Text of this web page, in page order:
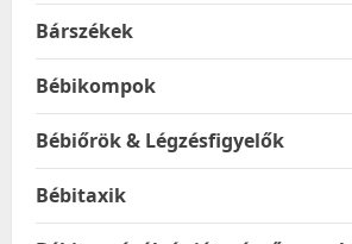
Bárszékek
Bébikompok
Bébiőrök & Légzésfigyelők
Bébitaxik